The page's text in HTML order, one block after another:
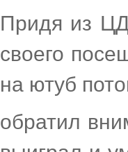
Придя из
своего
на ютуб
обратил